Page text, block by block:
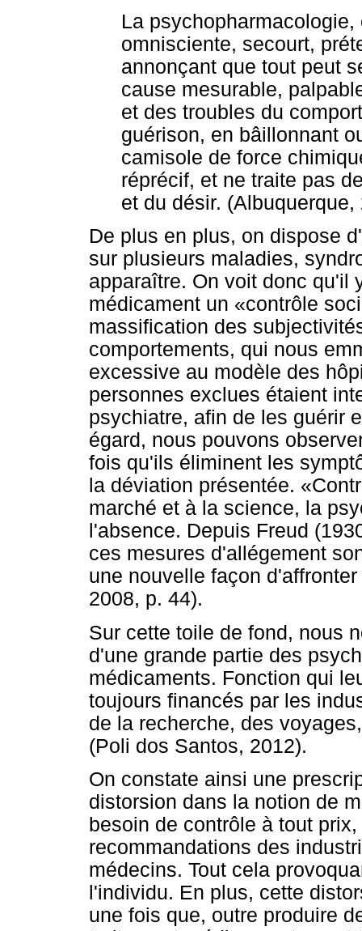
La
omnisciente, secourt,
annonçant que tout peut
cause mesurable,
et des troubles du
guérison, en bâillonnant
camisole de force
réprécif, et ne traite pas
et du désir.
De plus en plus, on dispose
sur plusieurs maladies,
apparaître. On voit donc qu'il
médicament un «contrôle
massification des
comportements, qui nous
excessive au modèle des
personnes exclues étaient
psychiatre, afin de les guérir
égard, nous pouvons
fois qu'ils éliminent les
la déviation présentée.
marché et à la science, la
l'absence. Depuis Freud
ces mesures d'allégement
une nouvelle façon
2008, p. 44).
Sur cette toile de fond, nous
d'une grande partie des
médicaments. Fonction qui
toujours financés par les
de la recherche, des
(Poli dos Santos, 2012).
On constate ainsi une
distorsion dans la notion de
besoin de contrôle à tout
recommandations des
médecins. Tout cela
l'individu. En plus, cette
une fois que, outre produire